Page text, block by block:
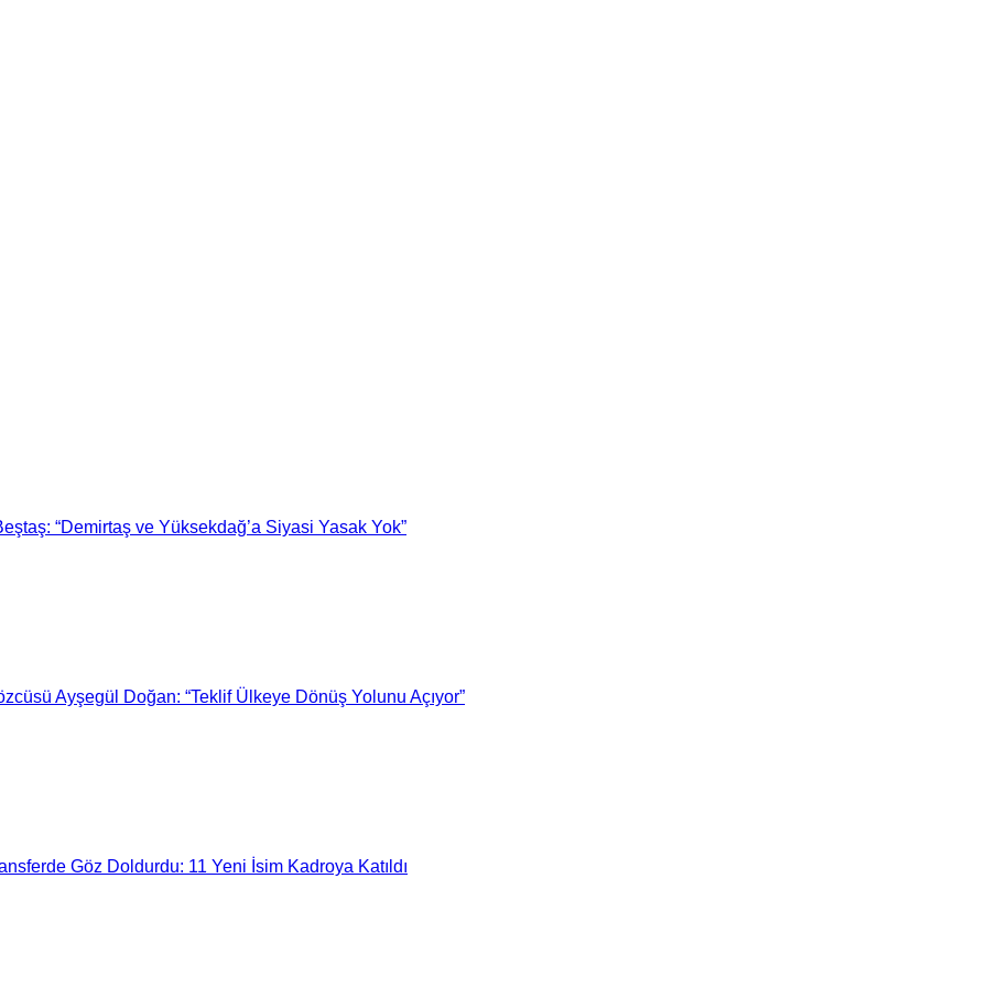
“Demirtaş ve Yüksekdağ’a Siyasi Yasak Yok”
Ayşegül Doğan: “Teklif Ülkeye Dönüş Yolunu Açıyor”
Göz Doldurdu: 11 Yeni İsim Kadroya Katıldı